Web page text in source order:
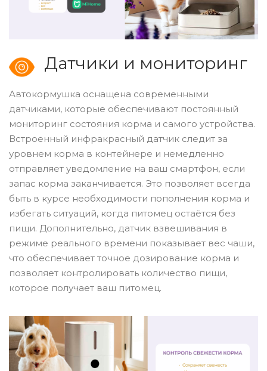
Датчики и мониторинг
Автокормушка оснащена современными
датчиками, которые обеспечивают постоянный
мониторинг состояния корма и самого устройства.
Встроенный инфракрасный датчик следит за
уровнем корма в контейнере и немедленно
отправляет уведомление на ваш смартфон, если
запас корма заканчивается. Это позволяет всегда
быть в курсе необходимости пополнения корма и
избегать ситуаций, когда питомец остаётся без
пищи. Дополнительно, датчик взвешивания в
режиме реального времени показывает вес чаши,
что обеспечивает точное дозирование корма и
позволяет контролировать количество пищи,
которое получает ваш питомец.